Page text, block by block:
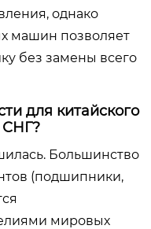
однако
машин позволяет
без замены всего
для китайского
СНГ?
Большинство
(подшипники,
мировых